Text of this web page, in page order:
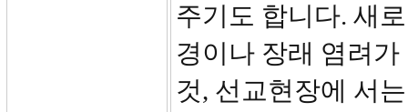
주기도 합니다. 새
경이나 장래 염려
것, 선교현장에 서